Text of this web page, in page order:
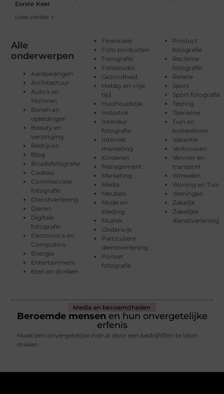
Alle
onderwerpen
Aanbiedingen
Architectuur
Auto's en
Motoren
Banen en
opleidingen
Beauty en
verzorging
Bedrijven
Blog
Bruidsfotografie
Cadeau
Commerciele
fotografie
Dienstverlening
Dieren
Digitale
fotografie
Electronica en
Computers
Energie
Entertainment
Eten en drinken
Financieel
Foto producten
Fotografie
Fotostudio
Gezondheid
Hobby en vrije
tijd
Huishoudelijk
Industrie
Interieur
fotografie
Internet
marketing
Kinderen
Management
Marketing
Media
Meubels
Mode en
Kleding
Muziek
Onderwijs
Particuliere
dienstverlening
Portret
fotografie
Product
fotografie
Reclame
fotografie
Relatie
Sport
Sport fotografie
Testing
Toerisme
Tuin en
buitenleven
Vakantie
Verbouwen
Vervoer en
transport
Winkelen
Woning en Tuin
Woningen
Zakelijk
Zakelijke
dienstverlening
Eerste Keer
Lees verder »
Media en beroemdheden
Beroemde mensen en hun onvergetelijke
erfenis
Maak een onvergetelijke indruk door een bedrijfsfilm te laten
maken